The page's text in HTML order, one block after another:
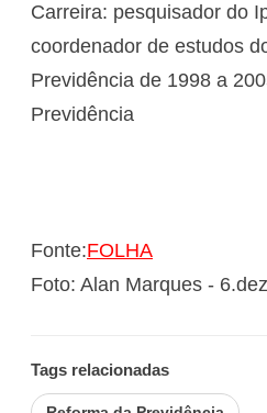
Carreira: pesquisador do
coordenador de estudos
Previdência de 1998 a
Previdência
Fonte:FOLHA
Foto: Alan Marques -
Tags relacionadas